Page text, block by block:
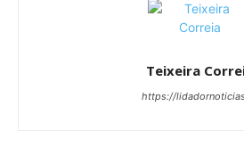
Teixeira
https://